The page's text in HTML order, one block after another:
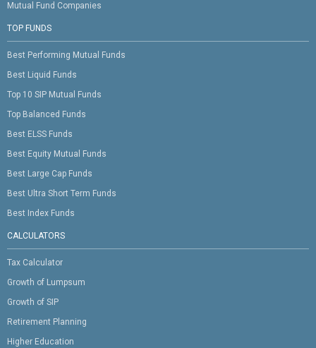
Mutual Fund Companies
TOP FUNDS
Best Performing Mutual Funds
Best Liquid Funds
Top 10 SIP Mutual Funds
Top Balanced Funds
Best ELSS Funds
Best Equity Mutual Funds
Best Large Cap Funds
Best Ultra Short Term Funds
Best Index Funds
CALCULATORS
Tax Calculator
Growth of Lumpsum
Growth of SIP
Retirement Planning
Higher Education